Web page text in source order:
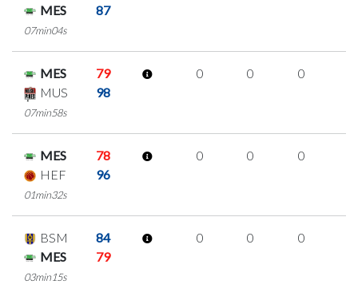
MES
87
07min04s
MES
79
MUS
98
07min58s
0 0 0
MES
78
HEF
96
01min32s
0 0 0
BSM
84
MES
79
03min15s
0 0 0